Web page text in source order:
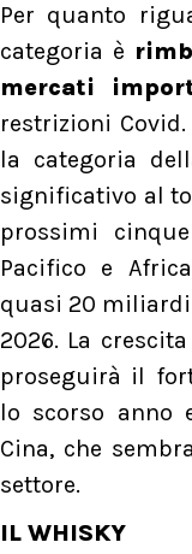
Per quanto
categoria è
mercati
restrizioni Covid.
la categoria
significativo al
prossimi
Pacifico e
quasi 20
2026. La
proseguirà il
lo scorso anno
Cina, che
settore.
IL WHISKY